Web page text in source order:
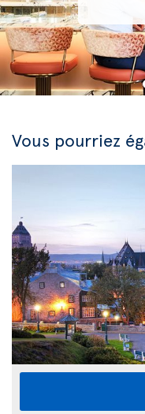
Vous pourriez